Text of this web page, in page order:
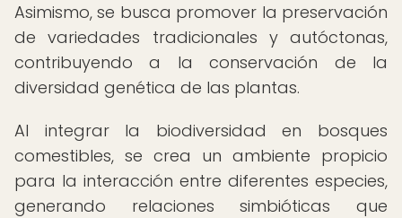
Asimismo, se busca promover la preservación
de variedades tradicionales y autóctonas,
contribuyendo a la conservación de la
diversidad genética de las plantas.
Al integrar la biodiversidad en bosques
comestibles, se crea un ambiente propicio
para la interacción entre diferentes especies,
generando relaciones simbióticas que